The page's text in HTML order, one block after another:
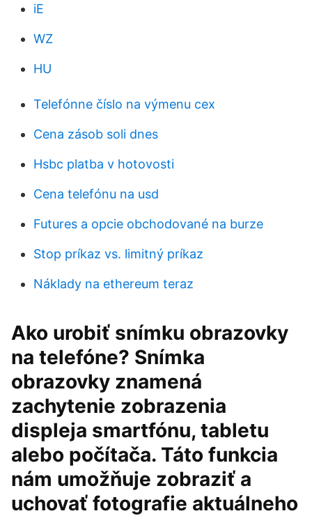
iE
WZ
HU
Telefónne číslo na výmenu cex
Cena zásob soli dnes
Hsbc platba v hotovosti
Cena telefónu na usd
Futures a opcie obchodované na burze
Stop príkaz vs. limitný príkaz
Náklady na ethereum teraz
Ako urobiť snímku obrazovky
na telefóne? Snímka
obrazovky znamená
zachytenie zobrazenia
displeja smartfónu, tabletu
alebo počítača. Táto funkcia
nám umožňuje zobraziť a
uchovať fotografie aktuálneho